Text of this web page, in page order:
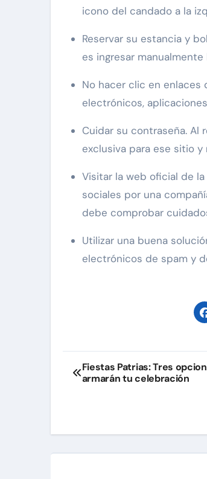
icono del candado a la
Reservar su estancia y
es ingresar
No hacer clic en enlaces
electrónicos,
Cuidar su contraseña. Al
exclusiva para ese sitio
Visitar la web oficial de
sociales por una
debe comprobar
Utilizar una buena
electrónicos de spam y
Navegación
de
Fiestas Patrias: Tres
armarán tu celebración